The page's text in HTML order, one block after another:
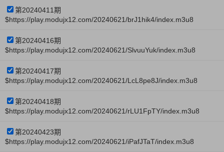
第20240411期
$https://play.modujx12.com/20240621/brJ1hik4/index.m3u8
第20240416期
$https://play.modujx12.com/20240621/SlvuuYuk/index.m3u8
第20240417期
$https://play.modujx12.com/20240621/LcL8pe8J/index.m3u8
第20240418期
$https://play.modujx12.com/20240621/rLU1FpTY/index.m3u8
第20240423期
$https://play.modujx12.com/20240621/iPafJTaT/index.m3u8